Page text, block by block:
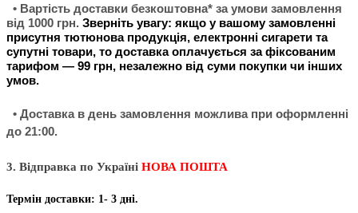
• Вартість доставки безкоштовна* за умови замовлення
від 1000 грн. Зверніть увагу: якщо у вашому замовленні
присутня тютюнова продукція, електронні сигарети та
супутні товари, то доставка оплачується за фіксованим
тарифом — 99 грн, незалежно від суми покупки чи інших
умов.
• Доставка в день замовлення можлива при оформленні
до 21:00.
3. Відправка по Україні НОВА ПОШТА
Термін доставки: 1- 3 дні.